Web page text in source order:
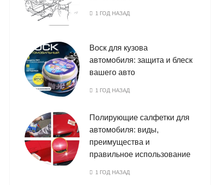
1 ГОД НАЗАД
Воск для кузова
автомобиля: защита и блеск
вашего авто
1 ГОД НАЗАД
Полирующие салфетки для
автомобиля: виды,
преимущества и
правильное использование
1 ГОД НАЗАД